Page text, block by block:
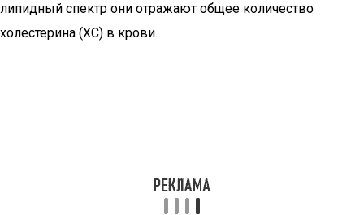
липидный спектр они отражают общее количество
холестерина (ХС) в крови.